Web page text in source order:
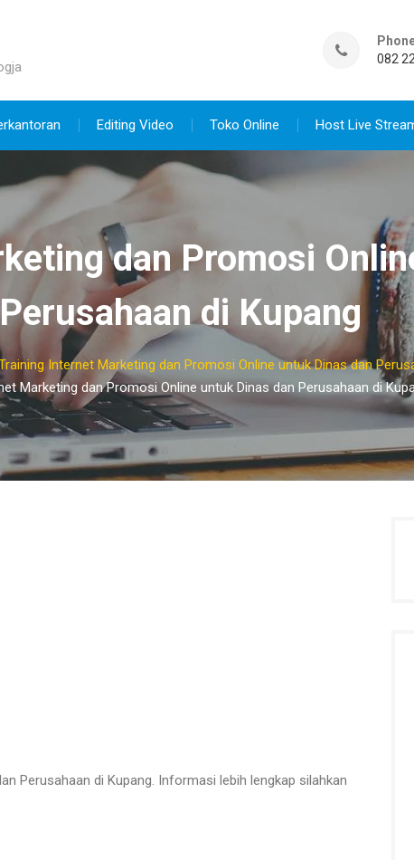
082
Editing Video Toko Online Host Live
dan Promosi
Perusahaan di Kupang
Internet Marketing dan Promosi Online untuk Dinas dan
Marketing dan Promosi Online untuk Dinas dan Perusahaan di
Perusahaan di Kupang. Informasi lebih lengkap silahkan